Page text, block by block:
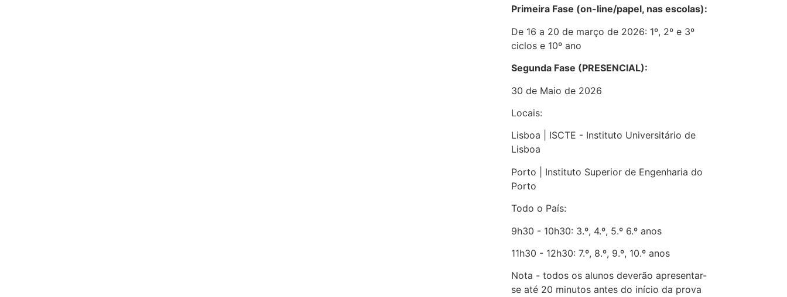
Primeira Fase (on-line/papel, nas escolas):
De 16 a 20 de março de 2026: 1º, 2º e 3º
ciclos e 10º ano
Segunda Fase (PRESENCIAL):
30 de Maio de 2026
Locais:
Lisboa | ISCTE - Instituto Universitário de
Lisboa
Porto | Instituto Superior de Engenharia do
Porto
Todo o País:
9h30 - 10h30: 3.º, 4.º, 5.º 6.º anos
11h30 - 12h30: 7.º, 8.º, 9.º, 10.º anos
Nota - todos os alunos deverão apresentar-
se até 20 minutos antes do início da prova